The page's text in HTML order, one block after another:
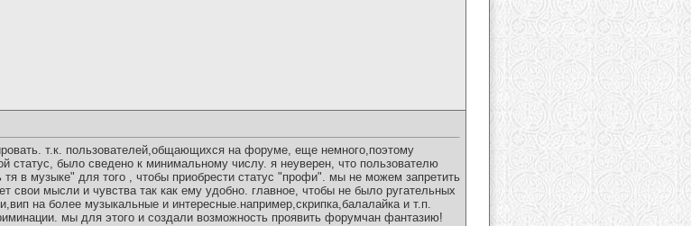
т.к. пользователей,общающихся на форуме, еще немного,поэтому
статус, было сведено к минимальному числу. я неуверен, что пользователю
в музыке" для того , чтобы приобрести статус "профи". мы не можем запретить
свои мысли и чувства так как ему удобно. главное, чтобы не было ругательных
на более музыкальные и интересные.например,скрипка,балалайка и т.п.
мы для этого и создали возможность проявить форумчан фантазию!